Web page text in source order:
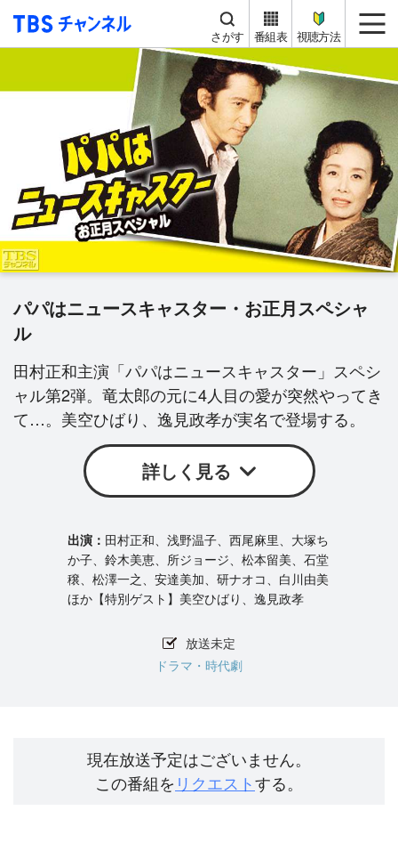
TBS チャンネル
さがす 番組表 視聴方法
パパはニュースキャスター・お正月スペシャ
ル
田村正和主演「パパはニュースキャスター」スペシ
ャル第2弾。竜太郎の元に4人目の愛が突然やってき
て…。美空ひばり、逸見政孝が実名で登場する。
詳しく見る
田村正和、浅野温子、西尾麻里、大塚ち
か子、鈴木美恵、所ジョージ、松本留美、石堂
穣、松澤一之、安達美加、研ナオコ、白川由美
ほか【特別ゲスト】美空ひばり、逸見政孝
放送未定
ドラマ・時代劇
現在放送予定はございません。
この番組を リクエストする。